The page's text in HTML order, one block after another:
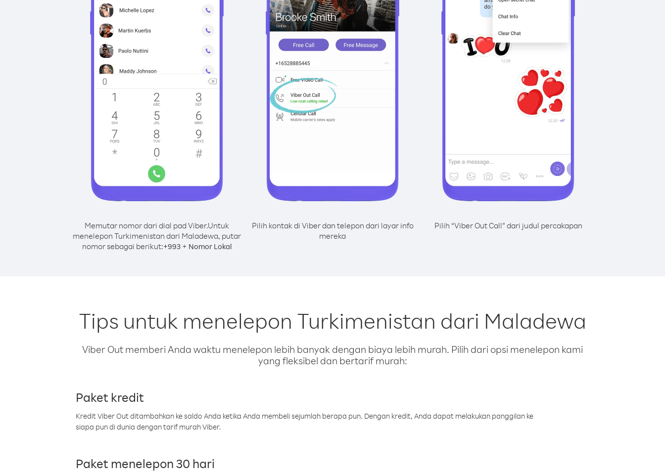
Memutar nomor dari dial pad Viber.Untuk
menelepon Turkimenistan dari Maladewa, putar
nomor sebagai berikut:+993+ Nomor Lokal
Pilih kontak di Viber dan telepon dari layar info
mereka
Pilih “Viber Out Call” dari judul percakapan
Tips untuk menelepon Turkimenistan dari Maladewa
Viber Out memberi Anda waktu menelepon lebih banyak dengan biaya lebih murah. Pilih dari opsi menelepon kami
yang fleksibel dan bertarif murah:
Paket kredit
Kredit Viber Out ditambahkan ke saldo Anda ketika Anda membeli sejumlah berapa pun. Dengan kredit, Anda dapat melakukan panggilan ke
siapa pun di dunia dengan tarif murah Viber.
Paket menelepon 30 hari